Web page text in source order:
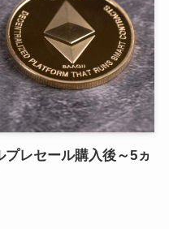
レセール購入後～5ヵ